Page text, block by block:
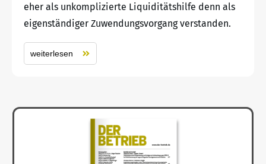
eher als unkomplizierte Liquiditätshilfe denn als
eigenständiger Zuwendungsvorgang verstanden.
weiterlesen